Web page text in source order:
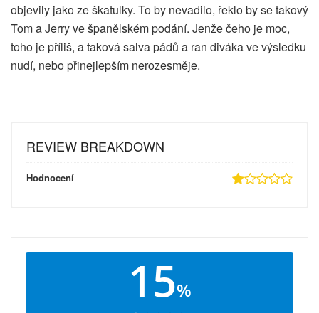
objevily jako ze škatulky. To by nevadilo, řeklo by se takový
Tom a Jerry ve španělském podání. Jenže čeho je moc,
toho je příliš, a taková salva pádů a ran diváka ve výsledku
nudí, nebo přinejlepším nerozesměje.
REVIEW BREAKDOWN
Hodnocení
15%